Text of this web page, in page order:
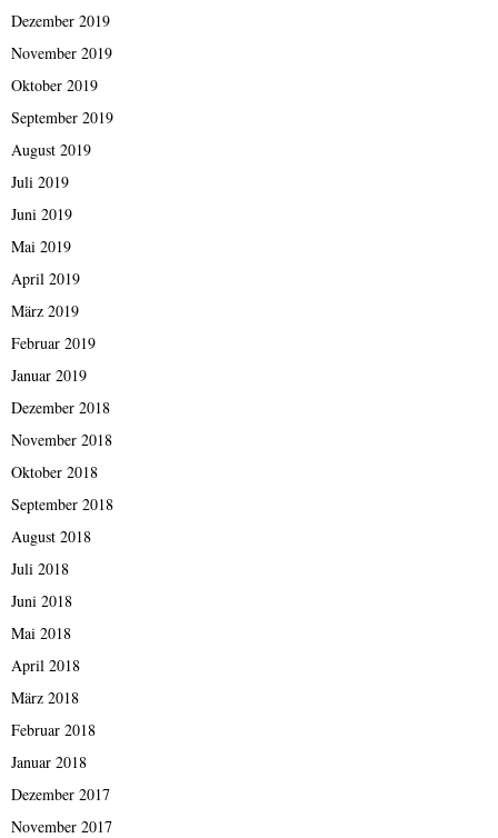
Dezember 2019
November 2019
Oktober 2019
September 2019
August 2019
Juli 2019
Juni 2019
Mai 2019
April 2019
März 2019
Februar 2019
Januar 2019
Dezember 2018
November 2018
Oktober 2018
September 2018
August 2018
Juli 2018
Juni 2018
Mai 2018
April 2018
März 2018
Februar 2018
Januar 2018
Dezember 2017
November 2017